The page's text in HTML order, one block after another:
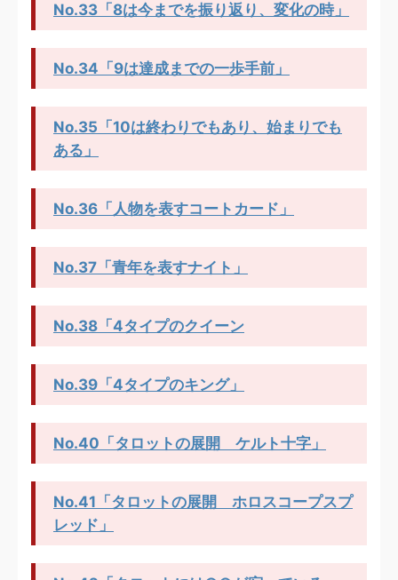
No.33「8は今までを振り返り、変化の時」
No.34「9は達成までの一歩手前」
No.35「10は終わりでもあり、始まりでも
ある」
No.36「人物を表すコートカード」
No.37「青年を表すナイト」
No.38「4タイプのクイーン
No.39「4タイプのキング」
No.40「タロットの展開 ケルト十字」
No.41「タロットの展開 ホロスコープスプ
レッド」